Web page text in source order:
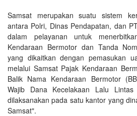
Samsat merupakan suatu sistem
antara Polri, Dinas Pendapatan, dan
dalam pelayanan untuk
Kendaraan Bermotor dan Tanda
yang dikaitkan dengan pemasukan
melalui Samsat Pajak Kendaraan
Balik Nama Kendaraan Bermotor
Wajib Dana Kecelakaan Lalu
dilaksanakan pada satu kantor yang
Samsat".